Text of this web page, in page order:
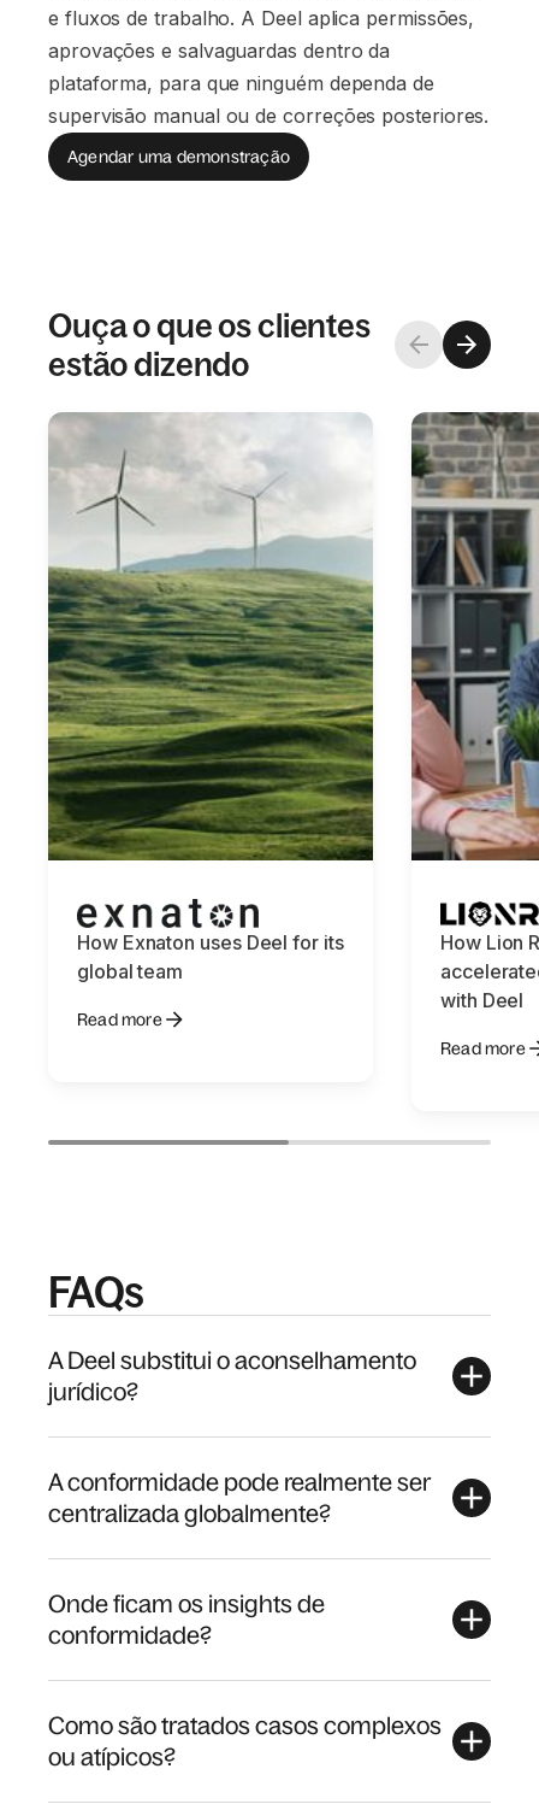
e fluxos de trabalho. A Deel aplica permissões,
aprovações e salvaguardas dentro da
plataforma, para que ninguém dependa de
supervisão manual ou de correções posteriores.
Agendar uma demonstração
Ouça o que os clientes
estão dizendo
How Exnaton uses Deel for its
global team
Read more
How Lion
with Deel
Read more
FAQs
A Deel substitui o aconselhamento
jurídico?
A conformidade pode realmente ser
centralizada globalmente?
Onde ficam os insights de
conformidade?
Como são tratados casos complexos
ou atípicos?